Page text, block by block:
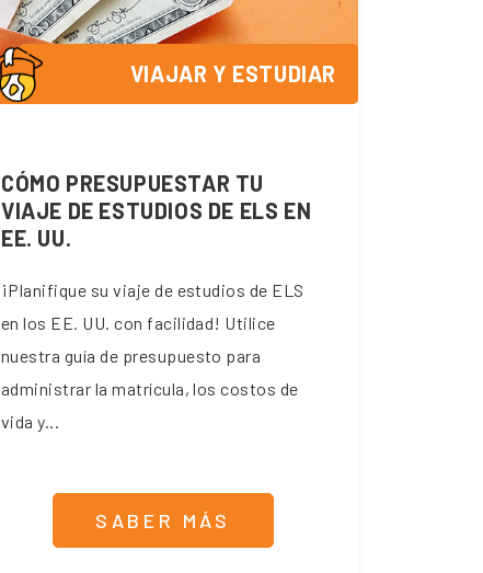
VIAJAR Y ESTUDIAR
CÓMO PRESUPUESTAR TU
VIAJE DE ESTUDIOS DE ELS EN
EE. UU.
¡Planifique su viaje de estudios de ELS
en los EE. UU. con facilidad! Utilice
nuestra guía de presupuesto para
administrar la matrícula, los costos de
vida y...
SABER MÁS